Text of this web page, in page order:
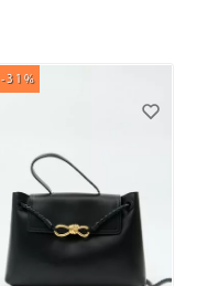
-31%